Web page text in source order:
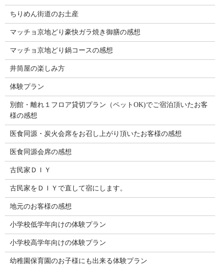
ちりめん街道のお土産
マッチョ京地どり豪快ガラ焼き御膳の感想
マッチョ京地どり鍋コースの感想
井筒屋の楽しみ方
体験プラン
別館・離れ１フロア貸切プラン（ペットOK)でご宿泊頂いたお客
様の感想
医食同源・炭火会席をお召し上がり頂いたお客様の感想
医食同源会席の感想
古民家ＤＩＹ
古民家をＤＩＹで直して宿にします。
地元のお客様の感想
小学校低学年向けの体験プラン
小学校高学年向けの体験プラン
幼稚園保育園のお子様にも出来る体験プラン